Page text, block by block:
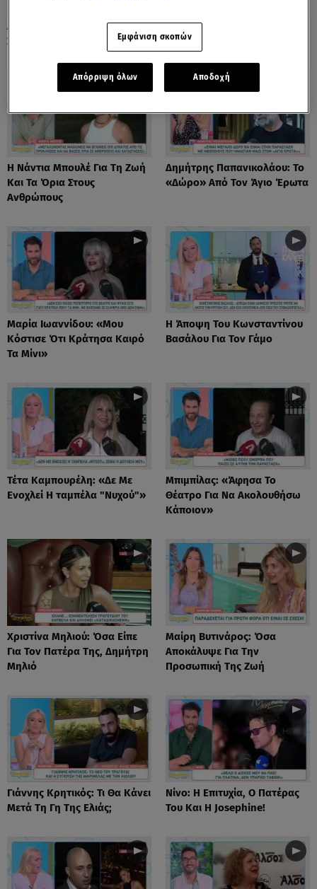
Λόλα Νταϊφά: Η Πιο Δύσκολη
Στιγμή Στην Καριέρα Της
Νόνη Δούνια: «Συνεχίζω Στο
Mega News»
Η Νάντια Μπουλέ Για Τη Ζωή
Και Τα Όρια Στους
Ανθρώπους
Δημήτρης Παπανικολάου: Το
«Δώρο» Από Τον Άγιο Έρωτα
Μαρία Ιωαννίδου: «Μου
Κόστισε Ότι Κράτησα Καιρό
Τα Μίνι»
Η Άποψη Του Κωνσταντίνου
Βασάλου Για Τον Γάμο
Τέτα Καμπουρέλη: «Δε Mε
Eνοχλεί H ταμπέλα "Νυχού"»
Μπιμπίλας: «Άφησα Το
Θέατρο Για Να Ακολουθήσω
Κάποιον»
Χριστίνα Μηλιού: Όσα Είπε
Για Τον Πατέρα Της, Δημήτρη
Μηλιό
Μαίρη Βυτινάρος: Όσα
Αποκάλυψε Για Την
Προσωπική Της Ζωή
Γιάννης Κρητικός: Τι Θα Κάνει
Μετά Τη Γη Της Ελιάς;
Νίνο: Η Επιτυχία, Ο Πατέρας
Του Και Η Josephine!
Εμφάνιση σκοπών
Απόρριψη όλων Αποδοχή